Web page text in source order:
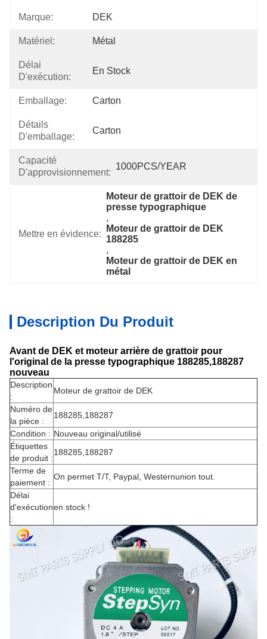
Marque: DEK
Matériel: Métal
Délai
D'exécution:
En Stock
Emballage: Carton
Détails
D'emballage:
Carton
Capacité
D'approvisionnement:
1000PCS/YEAR
Mettre en évidence:
Moteur de grattoir de DEK de
presse typographique
,
Moteur de grattoir de DEK
188285
,
Moteur de grattoir de DEK en
métal
Description Du Produit
Avant de DEK et moteur arrière de grattoir pour
l'original de la presse typographique 188285,188287
nouveau
Description
:
Moteur de grattoir de DEK
Numéro de
la pièce :
188285,188287
Condition : Nouveau original/utilisé
Étiquettes
de produit :
188285,188287
Terme de
paiement :
On permet T/T, Paypal, Westernunion tout.
Délai
d'exécution
:
en stock !